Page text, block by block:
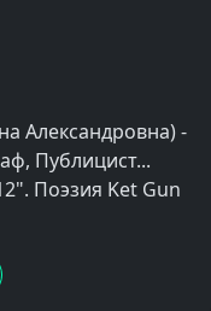
Александровна) -
Публицист...
Поэзия Ket Gun